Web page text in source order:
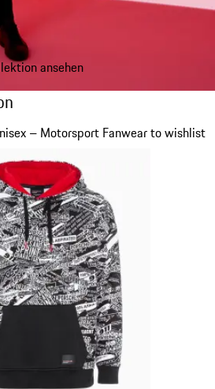
ansehen
– Motorsport Fanwear to wishlist